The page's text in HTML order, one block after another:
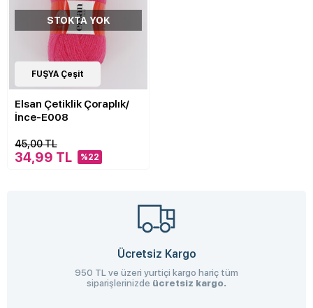
40Çeşit
STOKTA YOK
FUŞYA Çeşit
Elsan Çetiklik Çoraplık/
İnce-E008
45,00 TL
34,99 TL %22
Ücretsiz Kargo
950 TL ve üzeri yurtiçi kargo hariç tüm
siparişlerinizde ücretsiz kargo.